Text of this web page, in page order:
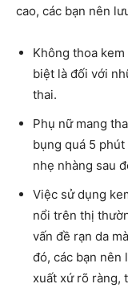
cao, các bạn nên
Không thoa
biệt là đối với
thai.
Phụ nữ mang
bụng quá 5
nhẹ nhàng sau
Việc sử dụng
nổi trên thị
vấn đề rạn da
đó, các bạn nên
xuất xứ rõ ràng,